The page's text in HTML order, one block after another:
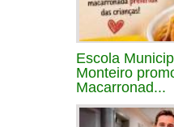
Escola
Monteiro
Macarronad...